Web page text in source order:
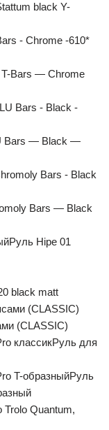
black Y-
T-Bars — Chrome
Bars — Black —
Bars — Black
Руль Hipe 01
black matt
(CLASSIC)
Руль для
Руль